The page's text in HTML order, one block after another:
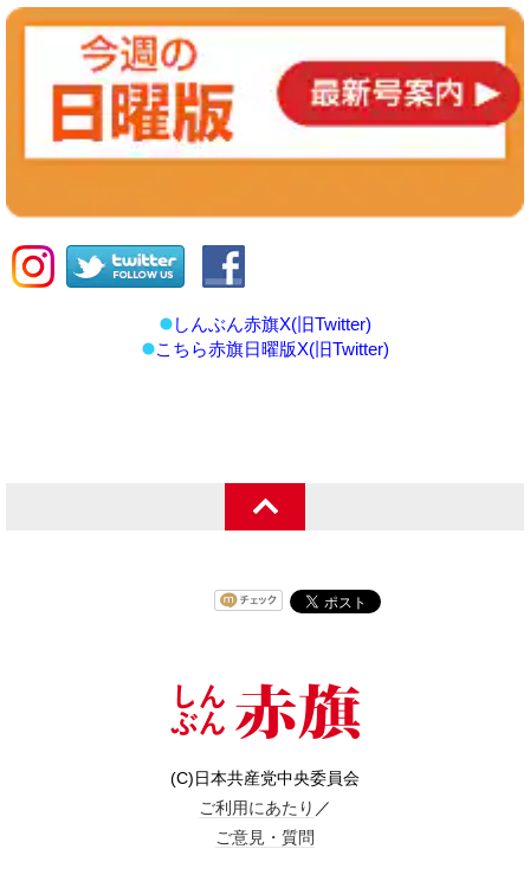
しんぶん赤旗X(旧Twitter)
こちら赤旗日曜版X(旧Twitter)
(C)日本共産党中央委員会
ご利用にあたり ／
ご意見・質問